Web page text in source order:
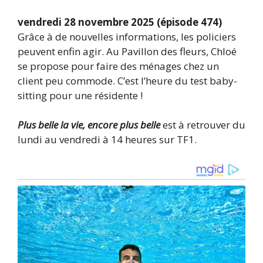
vendredi 28 novembre 2025 (épisode 474)
Grâce à de nouvelles informations, les policiers
peuvent enfin agir. Au Pavillon des fleurs, Chloé
se propose pour faire des ménages chez un
client peu commode. C’est l’heure du test baby-
sitting pour une résidente !
Plus belle la vie, encore plus belleest à retrouver du
lundi au vendredi à 14 heures sur TF1.